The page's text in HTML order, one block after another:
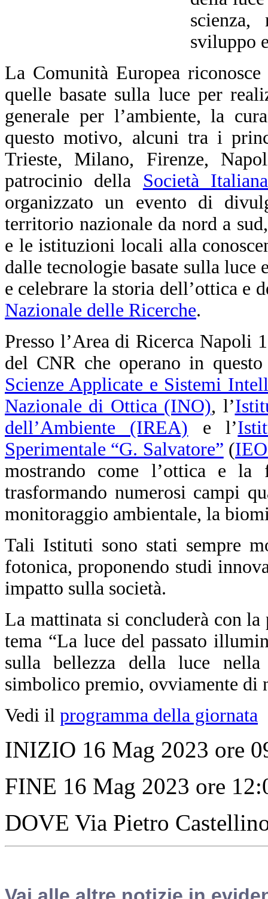
scienza,
sviluppo
La Comunità Europea
quelle basate sulla luce per
generale per l’ambiente, la
questo motivo, alcuni tra i
Trieste, Milano, Firenze,
patrocinio della Società
organizzato un evento di
territorio nazionale da nord a
e le istituzioni locali alla
dalle tecnologie basate sulla
e celebrare la storia dell’ottica e
Nazionale delle Ricerche.
Presso l’Area di Ricerca
del CNR che operano in
Scienze Applicate e Sistemi
Nazionale di Ottica (INO), l’
dell’Ambiente (IREA) e l’
Sperimentale “G. Salvatore” (
mostrando come l’ottica e la
trasformando numerosi campi
monitoraggio ambientale, la
Tali Istituti sono stati sempre
fotonica, proponendo studi
impatto sulla società.
La mattinata si concluderà con
tema “La luce del passato
sulla bellezza della luce nella
simbolico premio, ovviamente di
Vedi il programma della giornata
INIZIO 16 Mag 2023 ore
FINE 16 Mag 2023 ore
DOVE Via Pietro